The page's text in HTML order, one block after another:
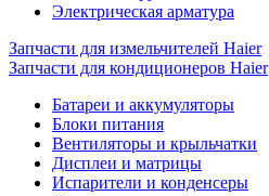
Электрическая арматура
Запчасти для измельчителей Haier
Запчасти для кондиционеров Haier
Батареи и аккумуляторы
Блоки питания
Вентиляторы и крыльчатки
Дисплеи и матрицы
Испарители и конденсеры